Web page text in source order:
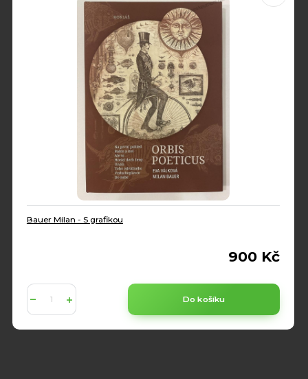
Bauer Milan - S grafikou
900 Kč
Do košíku